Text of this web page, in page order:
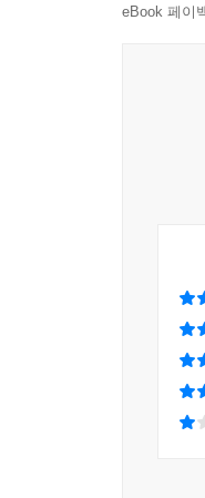
철학은 그
eBook 페이